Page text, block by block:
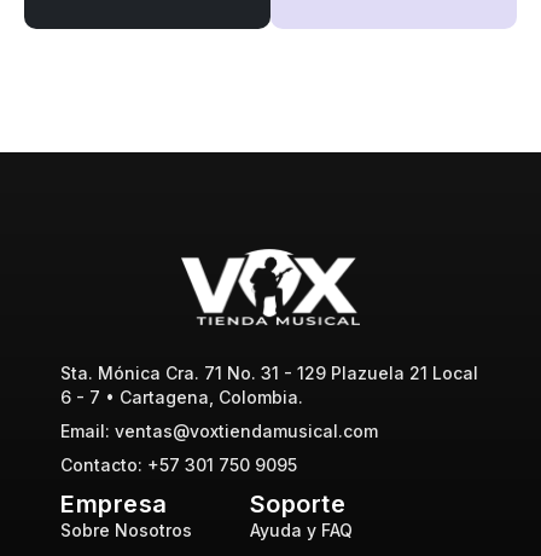
Sta. Mónica Cra. 71 No. 31 - 129 Plazuela 21 Local
6 - 7 • Cartagena, Colombia.
Email: ventas@voxtiendamusical.com
Contacto: +57 301 750 9095
Empresa
Sobre Nosotros
Soporte
Ayuda y FAQ